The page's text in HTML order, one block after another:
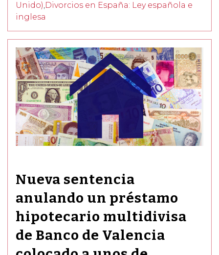
Unido),Divorcios en España: Ley española e
inglesa
Nueva sentencia
anulando un préstamo
hipotecario multidivisa
de Banco de Valencia